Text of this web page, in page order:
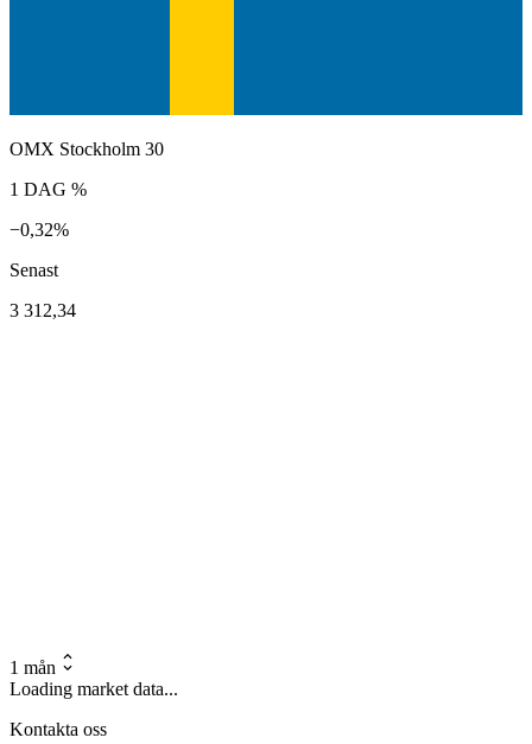
OMX Stockholm 30
1 DAG %
−0,32%
Senast
3 312,34
1 mån
Loading market data...
Kontakta oss